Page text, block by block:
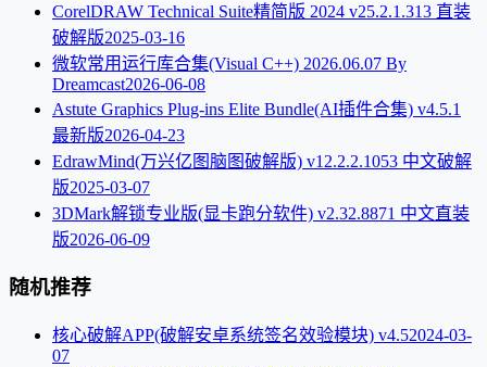
CorelDRAW Technical Suite精简版 2024 v25.2.1.313 直装
破解版2025-03-16
微软常用运行库合集(Visual C++) 2026.06.07 By
Dreamcast2026-06-08
Astute Graphics Plug-ins Elite Bundle(AI插件合集) v4.5.1
最新版2026-04-23
EdrawMind(万兴亿图脑图破解版) v12.2.2.1053 中文破解
版2025-03-07
3DMark解锁专业版(显卡跑分软件) v2.32.8871 中文直装
版2026-06-09
随机推荐
核心破解APP(破解安卓系统签名效验模块) v4.52024-03-
07